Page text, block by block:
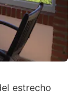
estrecho